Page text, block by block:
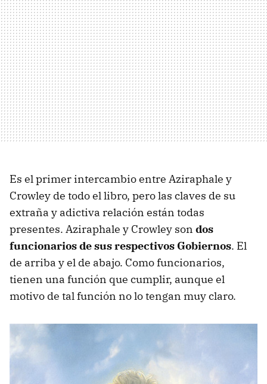
Es el primer intercambio entre Aziraphale y
Crowley de todo el libro, pero las claves de su
extraña y adictiva relación están todas
presentes. Aziraphale y Crowley son dos
funcionarios de sus respectivos Gobiernos. El
de arriba y el de abajo. Como funcionarios,
tienen una función que cumplir, aunque el
motivo de tal función no lo tengan muy claro.